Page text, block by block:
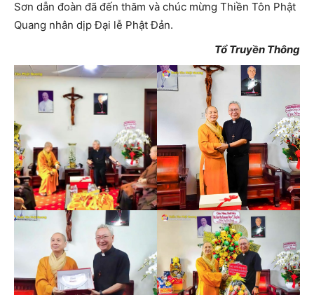
Sơn dẫn đoàn đã đến thăm và chúc mừng Thiền Tôn Phật
Quang nhân dịp Đại lễ Phật Đản.
Tổ Truyền Thông